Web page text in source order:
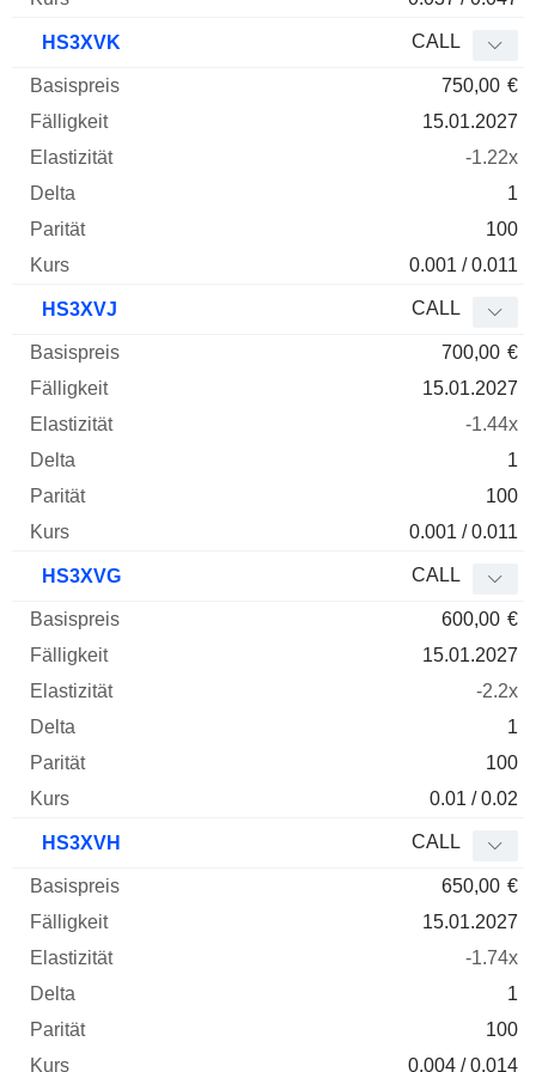
HS3XVK CALL
750,00 €
15.01.2027
-1.22x
1
100
0.001 / 0.011
HS3XVJ CALL
700,00 €
15.01.2027
-1.44x
1
100
0.001 / 0.011
HS3XVG CALL
600,00 €
15.01.2027
-2.2x
1
100
0.01 / 0.02
HS3XVH CALL
650,00 €
15.01.2027
-1.74x
1
100
0.004 / 0.014